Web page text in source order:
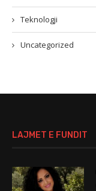
Teknologji
Uncategorized
LAJMET E FUNDIT